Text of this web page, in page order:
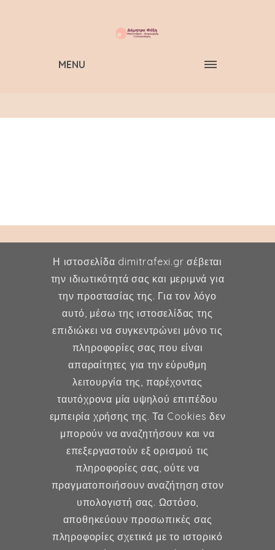
MENU
Δήμητρα Φέξη
MD, MSc, FMH
Μαιευτήρας - Χειρουργός
Γυναικολόγος
Μέλος ESHRE, ISA, FMH
Γυναικολογία
Υποβοηθούμενη Αναπαραγωγή
Μαιευτική
Η ιστοσελίδα dimitrafexi.gr σέβεται
την ιδιωτικότητά σας και μεριμνά για
την προστασίας της. Για τον λόγο
αυτό, μέσω της ιστοσελίδας της
επιδιώκει να συγκεντρώνει μόνο τις
πληροφορίες σας που είναι
απαραίτητες για την εύρυθμη
λειτουργία της, παρέχοντας
ταυτόχρονα μία υψηλού επιπέδου
εμπειρία χρήσης της. Τα Cookies δεν
μπορούν να αναζητήσουν και να
επεξεργαστούν εξ ορισμού τις
πληροφορίες σας, ούτε να
πραγματοποιήσουν αναζήτηση στον
υπολογιστή σας. Ωστόσο,
αποθηκεύουν προσωπικές σας
πληροφορίες σχετικά με το ιστορικό